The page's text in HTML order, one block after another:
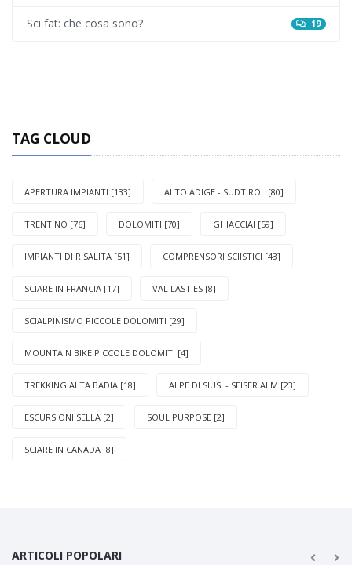
Sci fat: che cosa sono? 19
TAG CLOUD
APERTURA IMPIANTI [133] ALTO ADIGE - SUDTIROL [80]
TRENTINO [76] DOLOMITI [70] GHIACCIAI [59]
IMPIANTI DI RISALITA [51] COMPRENSORI SCIISTICI [43]
SCIARE IN FRANCIA [17] VAL LASTIES [8]
SCIALPINISMO PICCOLE DOLOMITI [29]
MOUNTAIN BIKE PICCOLE DOLOMITI [4]
TREKKING ALTA BADIA [18] ALPE DI SIUSI - SEISER ALM [23]
ESCURSIONI SELLA [2] SOUL PURPOSE [2]
SCIARE IN CANADA [8]
ARTICOLI POPOLARI